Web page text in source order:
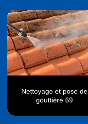
Nettoyage et pose de
gouttière 69